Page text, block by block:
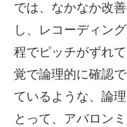
では、なかなか改
し、レコーディン
程でピッチがずれ
覚で論理的に確認
ているような、論
とって、アバロン